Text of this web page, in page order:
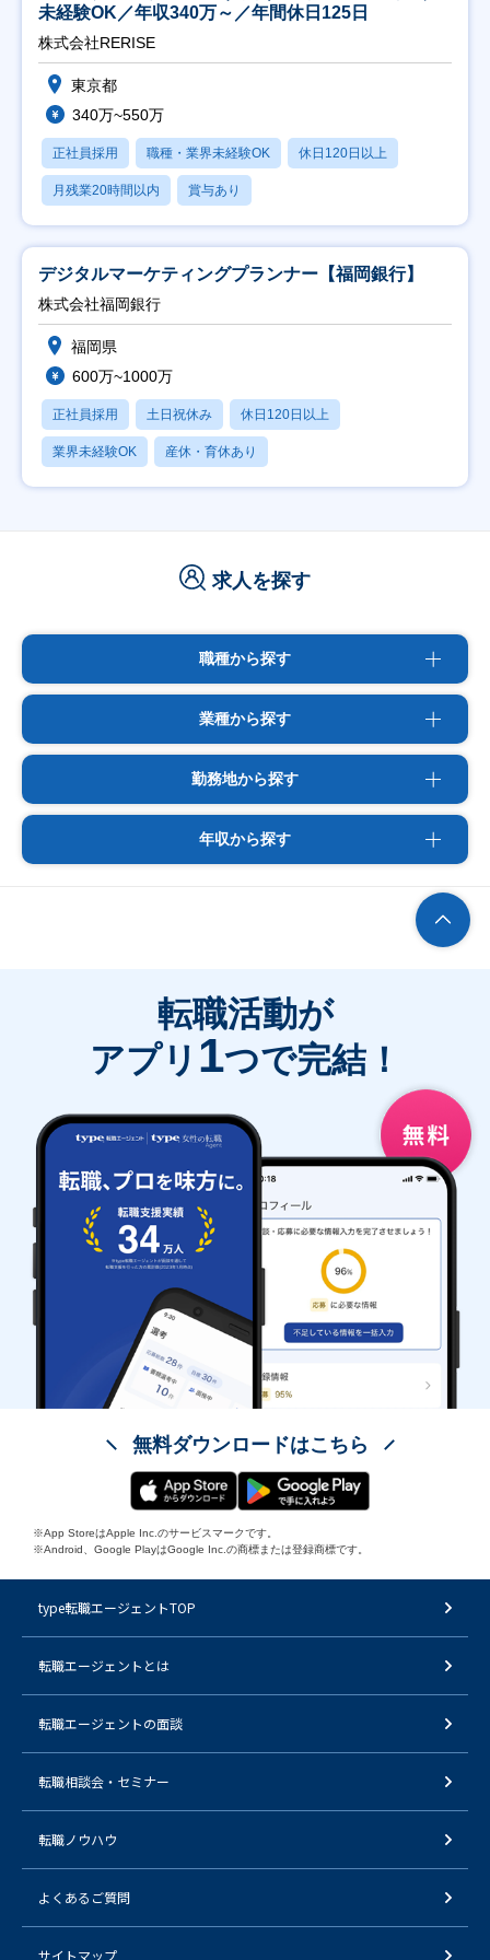
未経験OK／年収340万～／年間休日125日
株式会社RERISE
東京都
340万~550万
正社員採用 職種・業界未経験OK 休日120日以上
月残業20時間以内 賞与あり
デジタルマーケティングプランナー【福岡銀行】
株式会社福岡銀行
福岡県
600万~1000万
正社員採用 土日祝休み 休日120日以上
業界未経験OK 産休・育休あり
求人を探す
職種から探す
業種から探す
勤務地から探す
年収から探す
転職活動が
アプリ 1つで完結！
無料ダウンロードはこちら
※App StoreはApple Inc.のサービスマークです。
※Android、Google PlayはGoogle Inc.の商標または登録商標です。
type転職エージェントTOP
転職エージェントとは
転職エージェントの面談
転職相談会・セミナー
転職ノウハウ
よくあるご質問
サイトマップ